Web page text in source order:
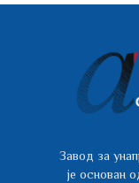
Завод за
је основан